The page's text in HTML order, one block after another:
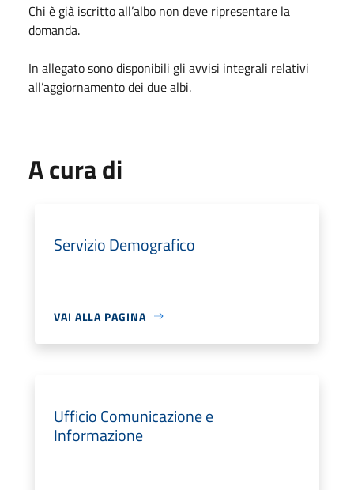
Chi è già iscritto all’albo non deve ripresentare la
domanda.
In allegato sono disponibili gli avvisi integrali relativi
all’aggiornamento dei due albi.
A cura di
Servizio Demografico
VAI ALLA PAGINA
Ufficio Comunicazione e
Informazione